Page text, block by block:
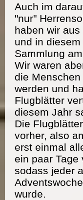
Auch im
"nur"
haben wir
und in
Sammlung
Wir waren
die
werden und
Flugblätter
diesem Jahr
Die
vorher, also
erst einmal
ein paar Tage
sodass jeder
wurde.